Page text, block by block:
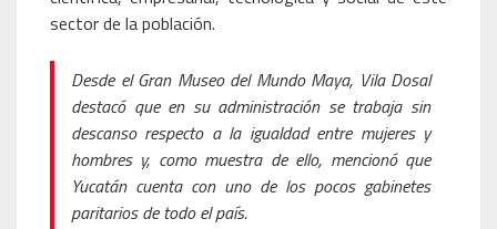
sector de la población.
Desde el Gran Museo del Mundo Maya, Vila Dosal
destacó que en su administración se trabaja sin
descanso respecto a la igualdad entre mujeres y
hombres y, como muestra de ello, mencionó que
Yucatán cuenta con uno de los pocos gabinetes
paritarios de todo el país.